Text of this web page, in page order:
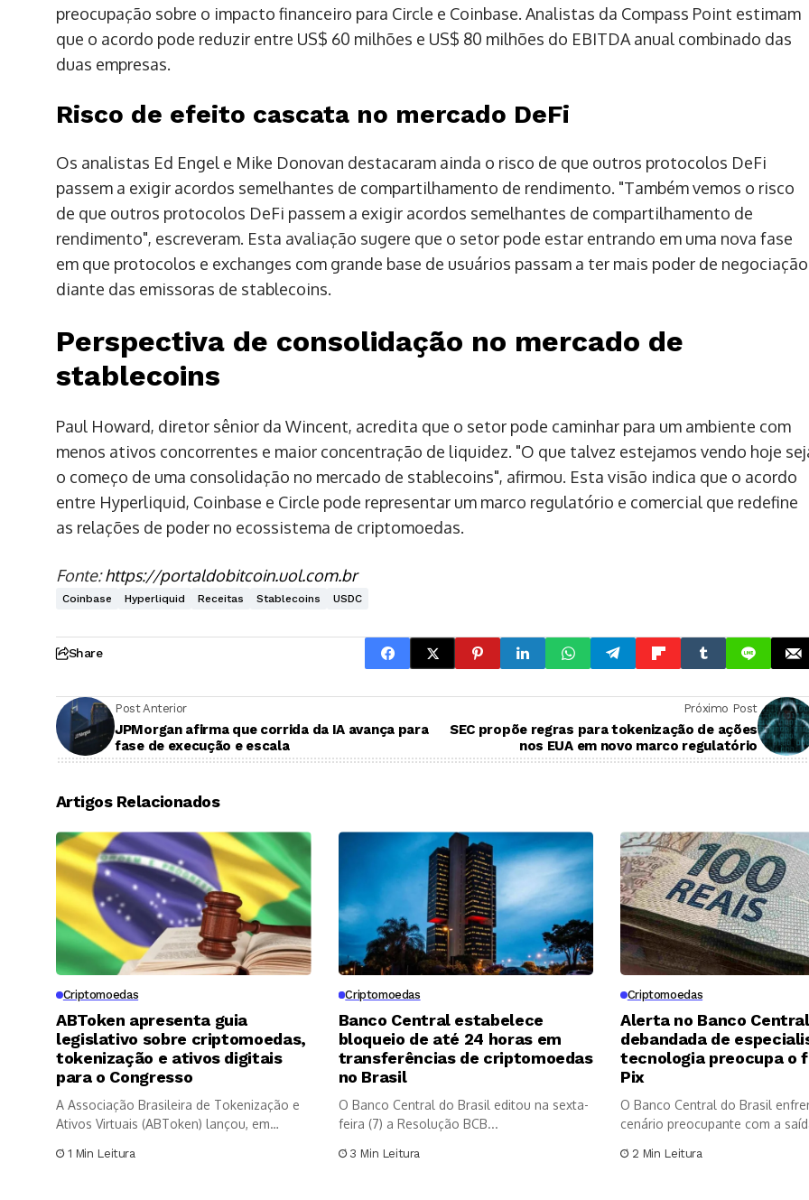
preocupação sobre o impacto financeiro para Circle e Coinbase. Analistas da Compass Point estimam
que o acordo pode reduzir entre US$ 60 milhões e US$ 80 milhões do EBITDA anual combinado das
duas empresas.
Risco de efeito cascata no mercado DeFi
Os analistas Ed Engel e Mike Donovan destacaram ainda o risco de que outros protocolos DeFi
passem a exigir acordos semelhantes de compartilhamento de rendimento. "Também vemos o risco
de que outros protocolos DeFi passem a exigir acordos semelhantes de compartilhamento de
rendimento", escreveram. Esta avaliação sugere que o setor pode estar entrando em uma nova fase
em que protocolos e exchanges com grande base de usuários passam a ter mais poder de negociação
diante das emissoras de stablecoins.
Perspectiva de consolidação no mercado de
stablecoins
Paul Howard, diretor sênior da Wincent, acredita que o setor pode caminhar para um ambiente com
menos ativos concorrentes e maior concentração de liquidez. "O que talvez estejamos vendo hoje
o começo de uma consolidação no mercado de stablecoins", afirmou. Esta visão indica que o acordo
entre Hyperliquid, Coinbase e Circle pode representar um marco regulatório e comercial que redefine
as relações de poder no ecossistema de criptomoedas.
Fonte:https://portaldobitcoin.uol.com.br
Coinbase Hyperliquid Receitas Stablecoins USDC
Share
Post Anterior
JPMorgan afirma que corrida da IA avança para
fase de execução e escala
Próximo Post
SEC propõe regras para tokenização de ações
nos EUA em novo marco regulatório
Artigos Relacionados
Criptomoedas
ABToken apresenta guia
legislativo sobre criptomoedas,
tokenização e ativos digitais
para o Congresso
A Associação Brasileira de Tokenização e
Ativos Virtuais (ABToken) lançou, em
1 Min Leitura
Criptomoedas
Banco Central estabelece
bloqueio de até 24 horas em
transferências de criptomoedas
no Brasil
O Banco Central do Brasil editou na sexta-
feira (7) a Resolução BCB...
3 Min Leitura
Criptomoedas
Alerta no Banco
debandada de
tecnologia preocupa o
Pix
O Banco Central do Brasil
cenário preocupante com a
2 Min Leitura